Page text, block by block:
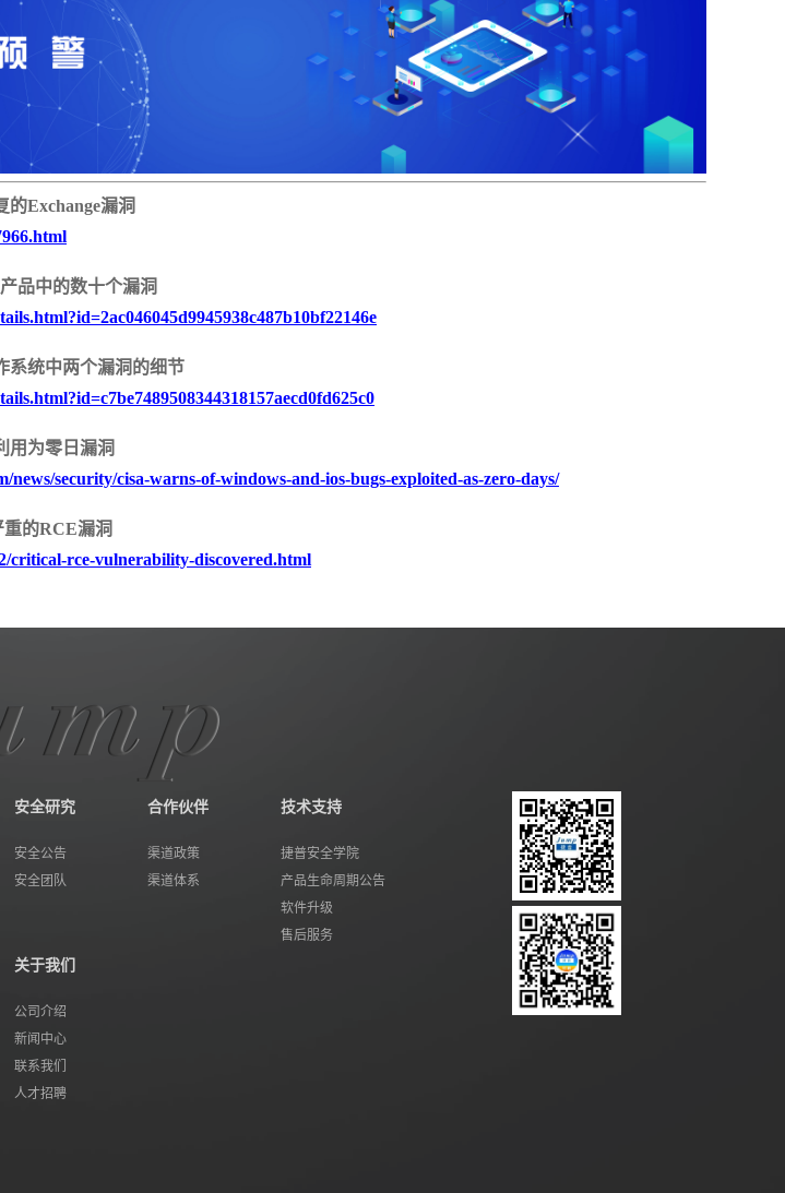
云日志审计 云数据库审计 云杀毒 云漏扫
应用防火墙系
安全运维管理系统
（信创版）
数据库审计系统
网络综合审计系统
网络脆弱性评估系
统（信创版）
印刻录安全监控
审计系统（信创
服务器审计系统
（信创版）
存储介质消除系统
Exchange漏洞
品中的数十个漏洞
系统中两个漏洞的细节
用为零日漏洞
news/security/cisa-warns-of-windows-and-ios-bugs-exploited-as-zero-days/
的RCE漏洞
critical-rce-vulnerability-discovered.html
安全研究
安全公告
安全团队
合作伙伴
渠道政策
渠道体系
技术支持
捷普安全学院
产品生命周期公告
软件升级
售后服务
关于我们
公司介绍
新闻中心
联系我们
人才招聘